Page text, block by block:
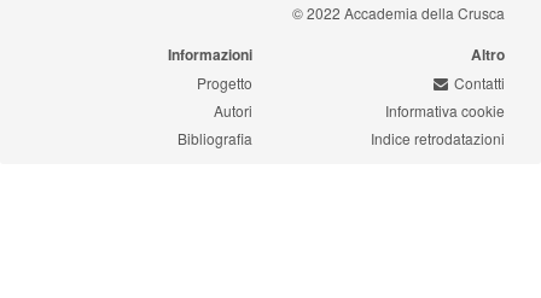
© 2022 Accademia della Crusca
Informazioni
Progetto
Autori
Bibliografia
Altro
Contatti
Informativa cookie
Indice retrodatazioni